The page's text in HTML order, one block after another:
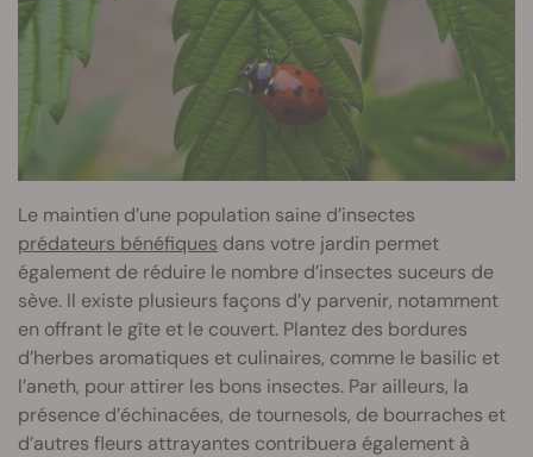
Le maintien d’une population saine d’insectes
prédateurs bénéfiques dans votre jardin permet
également de réduire le nombre d’insectes suceurs de
sève. Il existe plusieurs façons d’y parvenir, notamment
en offrant le gîte et le couvert. Plantez des bordures
d’herbes aromatiques et culinaires, comme le basilic et
l’aneth, pour attirer les bons insectes. Par ailleurs, la
présence d’échinacées, de tournesols, de bourraches et
d’autres fleurs attrayantes contribuera également à